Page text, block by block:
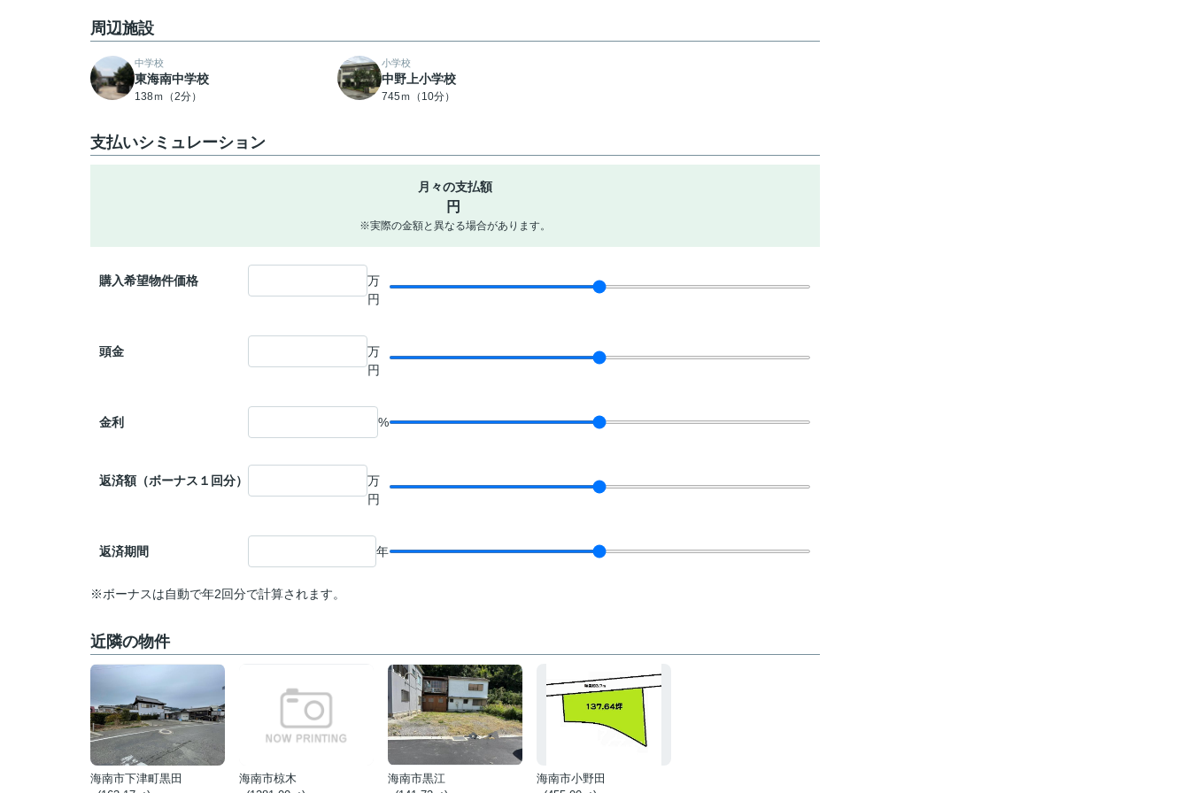
周辺施設
中学校
東海南中学校
138ｍ（2分）
小学校
中野上小学校
745ｍ（10分）
支払いシミュレーション
月々の支払額
円
※実際の金額と異なる場合があります。
購入希望物件価格
万
円
頭金
万
円
金利 %
返済額（ボーナス１回分）
万
円
返済期間 年
※ボーナスは自動で年2回分で計算されます。
近隣の物件
海南市下津町黒田
海南市椋木
海南市黒江
海南市小野田